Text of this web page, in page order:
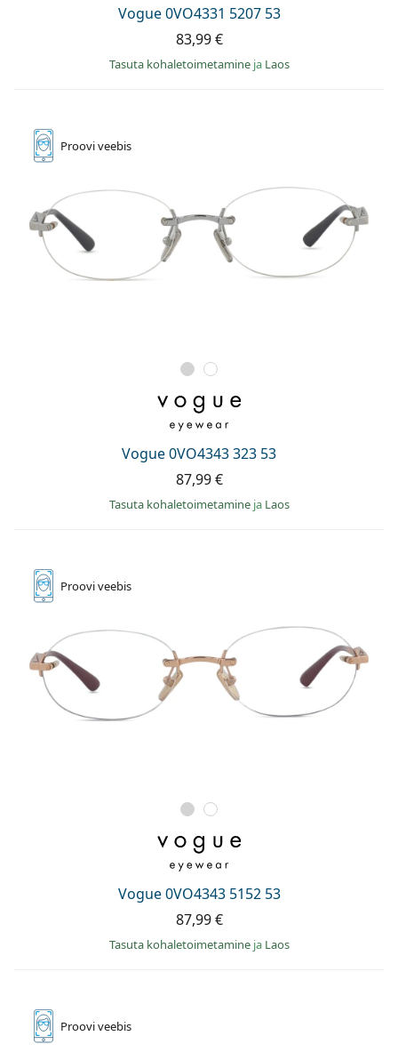
Vogue 0VO4331 5207 53
83,99 €
Tasuta kohaletoimetamine ja Laos
Prooviveebis
Vogue 0VO4343 323 53
87,99 €
Tasuta kohaletoimetamine ja Laos
Prooviveebis
Vogue 0VO4343 5152 53
87,99 €
Tasuta kohaletoimetamine ja Laos
Prooviveebis